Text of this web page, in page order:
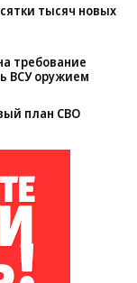
тысяч новых
требование
ВСУ оружием
план СВО